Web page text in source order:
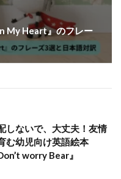
My Heart』のフレー
しないで、大丈夫！友情
む幼児向け英語絵本
worry Bear』